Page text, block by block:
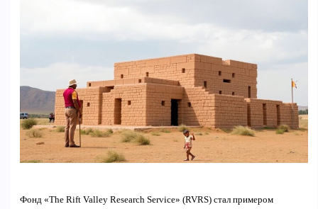
Фонд «The Rift Valley Research Service» (RVRS) стал примером